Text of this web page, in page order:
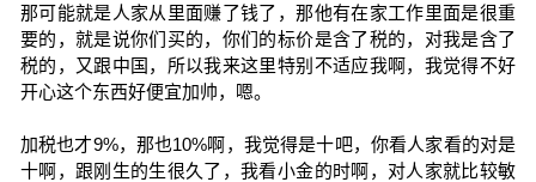
那可能就是人家从里面赚了钱了，那他有在家工作里面是很重
要的，就是说你们买的，你们的标价是含了税的，对我是含了
税的，又跟中国，所以我来这里特别不适应我啊，我觉得不好
开心这个东西好便宜加帅，嗯。
加税也才9%，那也10%啊，我觉得是十吧，你看人家看的对是
十啊，跟刚生的生很久了，我看小金的时啊，对人家就比较敏